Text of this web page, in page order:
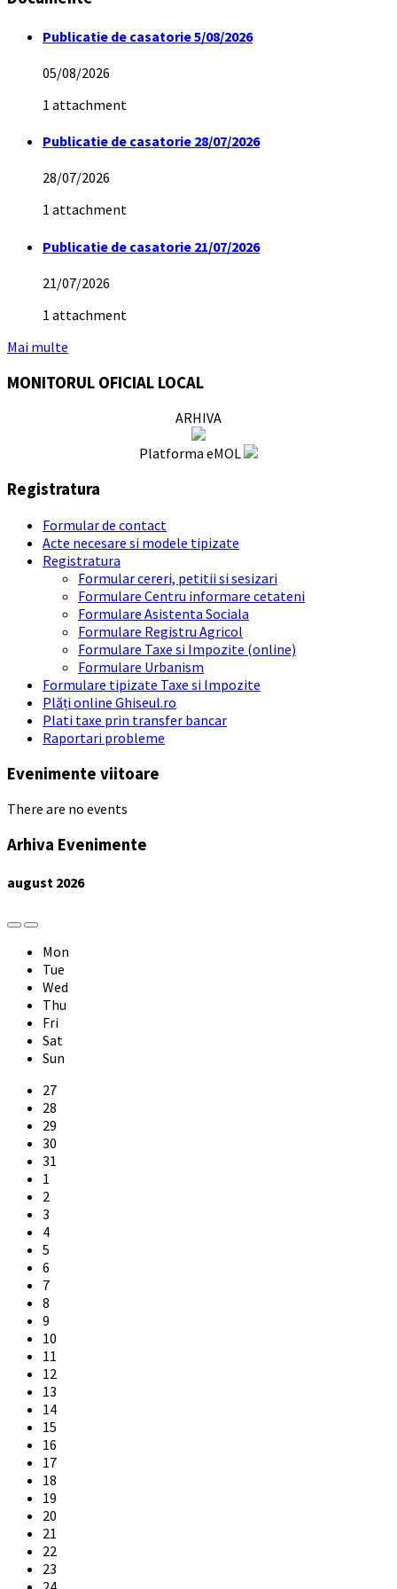
Publicatie de casatorie 5/08/2026
05/08/2026
1 attachment
Publicatie de casatorie 28/07/2026
28/07/2026
1 attachment
Publicatie de casatorie 21/07/2026
21/07/2026
1 attachment
Mai multe
MONITORUL OFICIAL LOCAL
ARHIVA
Platforma eMOL
Registratura
Formular de contact
Acte necesare si modele tipizate
Registratura
Formular cereri, petitii si sesizari
Formulare Centru informare cetateni
Formulare Asistenta Sociala
Formulare Registru Agricol
Formulare Taxe si Impozite (online)
Formulare Urbanism
Formulare tipizate Taxe si Impozite
Plăți online Ghiseul.ro
Plati taxe prin transfer bancar
Raportari probleme
Evenimente viitoare
There are no events
Arhiva Evenimente
august 2026
Previous
Month
Next
Month
Mon
Tue
Wed
Thu
Fri
Sat
Sun
Skip
calendar
days
27
28
29
30
31
1
2
3
4
5
6
7
8
9
10
11
12
13
14
15
16
17
18
19
20
21
22
23